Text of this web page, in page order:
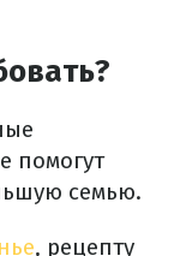
помогут
семью.
, рецепту